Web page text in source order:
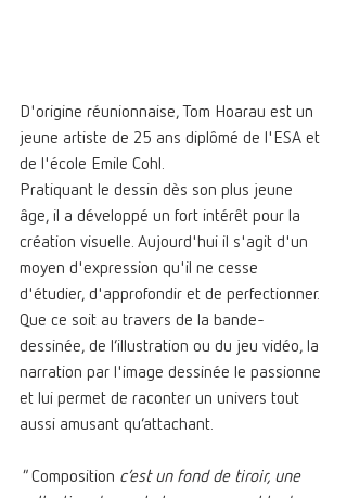
D'origine réunionnaise, Tom Hoarau est un
jeune artiste de 25 ans diplômé de l'ESA et
de l'école Emile Cohl.
Pratiquant le dessin dès son plus jeune
âge, il a développé un fort intérêt pour la
création visuelle. Aujourd'hui il s'agit d'un
moyen d'expression qu'il ne cesse
d'étudier, d'approfondir et de perfectionner.
Que ce soit au travers de la bande-
dessinée, de l’illustration ou du jeu vidéo, la
narration par l'image dessinée le passionne
et lui permet de raconter un univers tout
aussi amusant qu’attachant.
" Composition c’est un fond de tiroir, une